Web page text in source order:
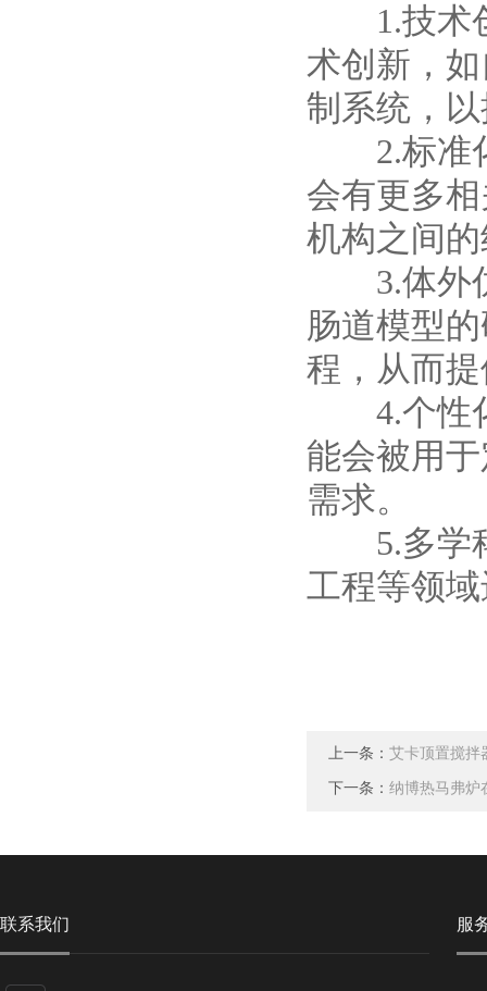
1.技术创
术创新，
制系统，
2.标准化
会有更多
机构之间
3.体外仿
肠道模型
程，从而
4.个性化
能会被用
需求。
5.多学科
工程等领
上一条： 艾卡顶置搅拌
下一条： 纳博热马弗炉
联系我们 服